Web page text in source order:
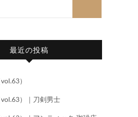
最近の投稿
）
vol.63）｜刀剣男士